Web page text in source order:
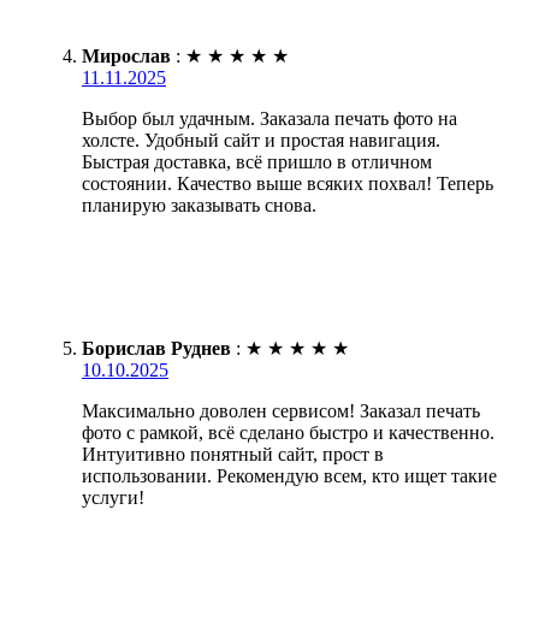
Мирослав : ★ ★ ★ ★ ★
11.11.2025
Выбор был удачным. Заказала печать фото на
холсте. Удобный сайт и простая навигация.
Быстрая доставка, всё пришло в отличном
состоянии. Качество выше всяких похвал! Теперь
планирую заказывать снова.
Борислав Руднев : ★ ★ ★ ★ ★
10.10.2025
Максимально доволен сервисом! Заказал печать
фото с рамкой, всё сделано быстро и качественно.
Интуитивно понятный сайт, прост в
использовании. Рекомендую всем, кто ищет такие
услуги!